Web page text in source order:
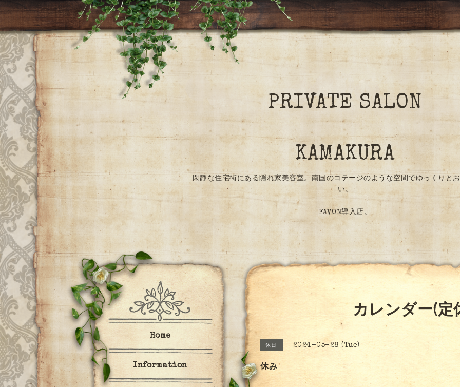
PRIVATE SALON
KAMAKURA
閑静な住宅街にある隠れ家美容室。南国のコテージのような空間でゆっくりと
い。
FAVON導入店。
カレンダー(定
休日 2024-05-28 (Tue)
休み
Home
Information